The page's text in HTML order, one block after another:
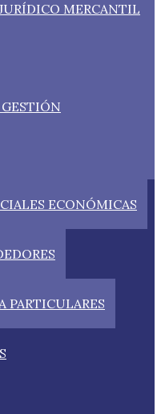
MERCANTIL
ECONÓMICAS
PARTICULARES